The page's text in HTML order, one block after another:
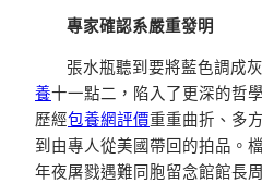
專家確認系嚴重發明
張水瓶聽到要將藍色調成
養十一點二，陷入了更深的哲
歷經包養網評價重重曲折、多
到由專人從美國帶回的拍品。
年夜屠戮遇難同胞留念館館長